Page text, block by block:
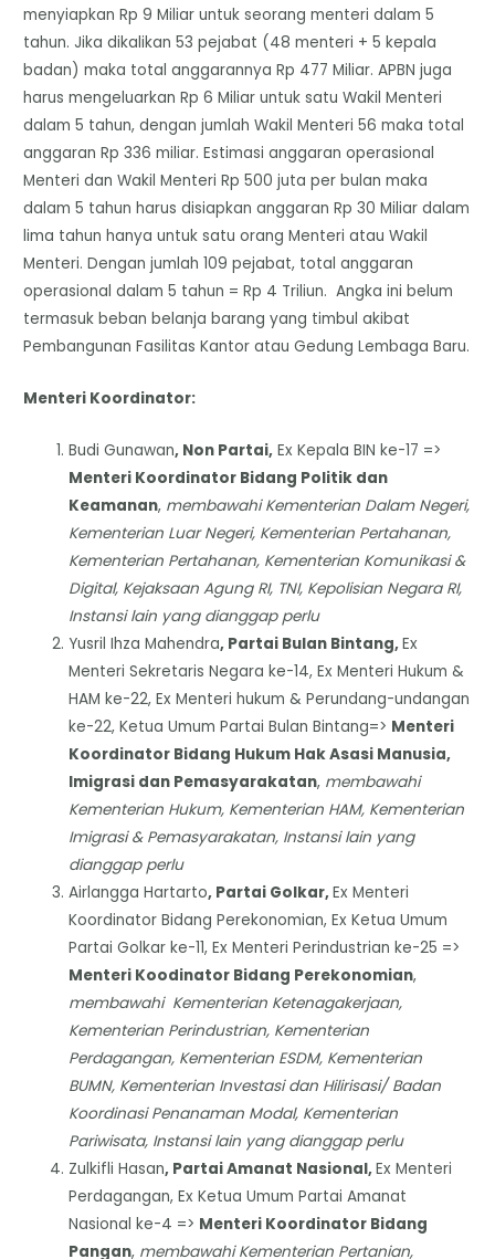
menyiapkan Rp 9 Miliar untuk seorang menteri dalam 5
tahun. Jika dikalikan 53 pejabat (48 menteri + 5 kepala
badan) maka total anggarannya Rp 477 Miliar. APBN juga
harus mengeluarkan Rp 6 Miliar untuk satu Wakil Menteri
dalam 5 tahun, dengan jumlah Wakil Menteri 56 maka total
anggaran Rp 336 miliar. Estimasi anggaran operasional
Menteri dan Wakil Menteri Rp 500 juta per bulan maka
dalam 5 tahun harus disiapkan anggaran Rp 30 Miliar dalam
lima tahun hanya untuk satu orang Menteri atau Wakil
Menteri. Dengan jumlah 109 pejabat, total anggaran
operasional dalam 5 tahun = Rp 4 Triliun. Angka ini belum
termasuk beban belanja barang yang timbul akibat
Pembangunan Fasilitas Kantor atau Gedung Lembaga Baru.
Menteri Koordinator:
Budi Gunawan, Non Partai, Ex Kepala BIN ke-17 =>
Menteri Koordinator Bidang Politik dan
Keamanan, membawahi Kementerian Dalam Negeri,
Kementerian Luar Negeri, Kementerian Pertahanan,
Kementerian Pertahanan, Kementerian Komunikasi &
Digital, Kejaksaan Agung RI, TNI, Kepolisian Negara RI,
Instansi lain yang dianggap perlu
Yusril Ihza Mahendra, Partai Bulan Bintang,Ex
Menteri Sekretaris Negara ke-14, Ex Menteri Hukum &
HAM ke-22, Ex Menteri hukum & Perundang-undangan
ke-22, Ketua Umum Partai Bulan Bintang=> Menteri
Koordinator Bidang Hukum Hak Asasi Manusia,
Imigrasi dan Pemasyarakatan, membawahi
Kementerian Hukum, Kementerian HAM, Kementerian
Imigrasi & Pemasyarakatan, Instansi lain yang
dianggap perlu
Airlangga Hartarto, Partai Golkar,Ex Menteri
Koordinator Bidang Perekonomian, Ex Ketua Umum
Partai Golkar ke-11, Ex Menteri Perindustrian ke-25 =>
Menteri Koodinator Bidang Perekonomian,
membawahi Kementerian Ketenagakerjaan,
Kementerian Perindustrian, Kementerian
Perdagangan, Kementerian ESDM, Kementerian
BUMN, Kementerian Investasi dan Hilirisasi/ Badan
Koordinasi Penanaman Modal, Kementerian
Pariwisata, Instansi lain yang dianggap perlu
Zulkifli Hasan, Partai Amanat Nasional,Ex Menteri
Perdagangan, Ex Ketua Umum Partai Amanat
Nasional ke-4 => Menteri Koordinator Bidang
Pangan, membawahi Kementerian Pertanian,